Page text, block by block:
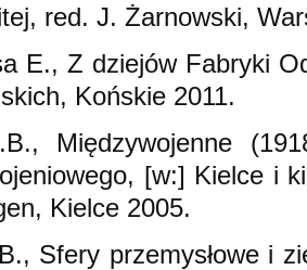
red. J. Żarnowski,
E., Z dziejów Fabryki
Końskie 2011.
Międzywojenne
[w:] Kielce i
Kielce 2005.
Sfery przemysłowe i